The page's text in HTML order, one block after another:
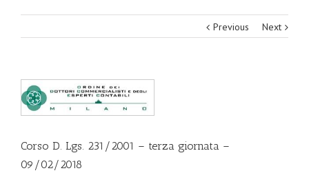
Previous Next
Corso D. Lgs. 231/2001 – terza giornata –
09/02/2018